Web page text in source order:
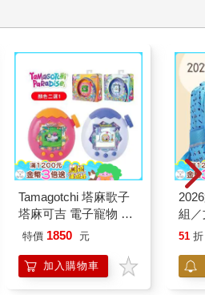
Tamagotchi 塔麻歌子
塔麻可吉 電子寵物 樂
園系列（熱帶橙果／極
特價 1850 元
加入購物車
組
51 折